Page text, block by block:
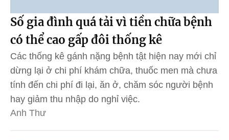
Số gia đình quá tải vì tiền chữa bệnh
có thể cao gấp đôi thống kê
Các thống kê gánh nặng bệnh tật hiện nay mới chỉ
dừng lại ở chi phí khám chữa, thuốc men mà chưa
tính đến chi phí đi lại, ăn ở, chăm sóc người bệnh
hay giảm thu nhập do nghỉ việc.
Anh Thư